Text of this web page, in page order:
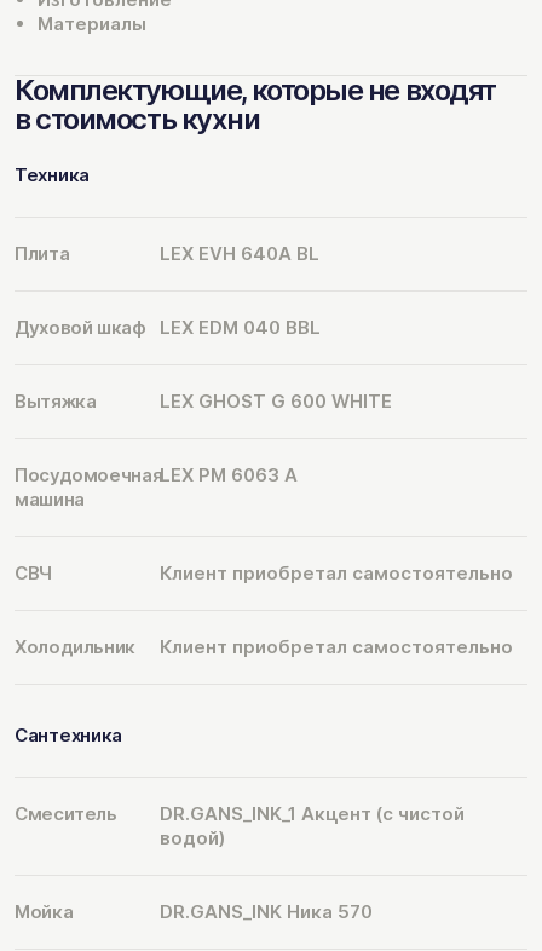
Материалы
Комплектующие, которые не входят
в стоимость кухни
Техника
Плита LEX EVH 640A BL
Духовой шкаф LEX EDM 040 BBL
Вытяжка LEX GHOST G 600 WHITE
Посудомоечная
машина
LEX PM 6063 A
СВЧ Клиент приобретал самостоятельно
Холодильник Клиент приобретал самостоятельно
Сантехника
Смеситель
DR.GANS_INK_1 Акцент (с чистой
водой)
Мойка DR.GANS_INK Ника 570